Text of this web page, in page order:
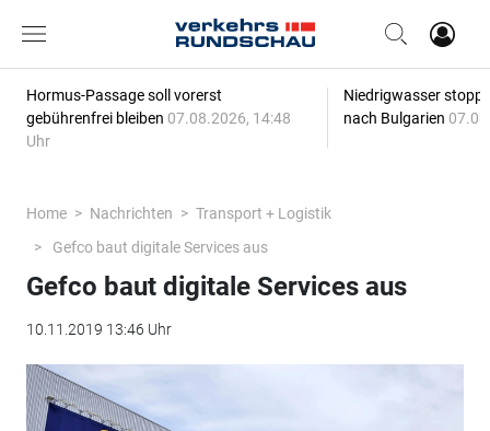
Hormus-Passage soll vorerst
gebührenfrei bleiben 07.08.2026, 14:48
Uhr
Niedrigwasser
nach Bulgarien
Home Nachrichten
Transport + Logistik
Gefco baut digitale Services aus
Gefco baut digitale Services aus
10.11.2019 13:46 Uhr